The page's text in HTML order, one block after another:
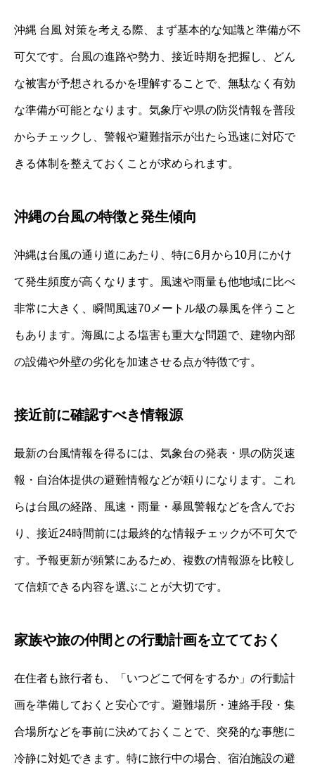
沖縄 台風 対策を考える際、まず基本的な知識と準備が不
可欠です。台風の進路や勢力、接近時期を把握し、どん
な被害が予想されるかを理解することで、無駄なく有効
な準備が可能となります。気象庁や県の防災情報を普段
からチェックし、警報や避難指示が出たら迅速に対応で
きる体制を整えておくことが求められます。
沖縄の台風の特徴と発生傾向
沖縄は台風の通り道にあたり、特に6月から10月にかけ
て発生頻度が高くなります。風速や雨量も他地域に比べ
非常に大きく、瞬間風速70メートル級の暴風を伴うこと
もあります。海風による塩害も重大な問題で、建物内部
の設備や外壁の劣化を加速させる点が特徴です。
接近前に確認すべき情報源
最新の台風情報を得るには、気象台の発表・県の防災速
報・自治体提供の避難情報などが頼りになります。これ
らは台風の経路、風速・雨量・暴風警報などを含んでお
り、接近24時間前には最終的な情報チェックが不可欠で
す。予報更新が頻繁にあるため、複数の情報源を比較し
て信頼できる内容を選ぶことが大切です。
家族や旅の仲間との行動計画を立てておく
在住者も旅行者も、「いつどこで何をするか」の行動計
画を準備しておくと安心です。避難場所・連絡手段・集
合場所などを事前に決めておくことで、突発的な事態に
冷静に対処できます。特に旅行中の場合、宿泊施設の避